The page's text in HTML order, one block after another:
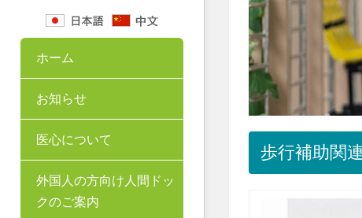
ホーム
お知らせ
医心について
外国人の方向け人間ドッ
クのご案内
歩行補助関連